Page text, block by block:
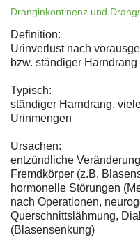
Dranginkontinenz und
Definition:
Urinverlust nach
bzw. ständiger Harndrang
Typisch:
ständiger Harndrang,
Urinmengen
Ursachen:
entzündliche
Fremdkörper (z.B.
hormonelle Störungen
nach Operationen,
Querschnittslähmung,
(Blasensenkung)